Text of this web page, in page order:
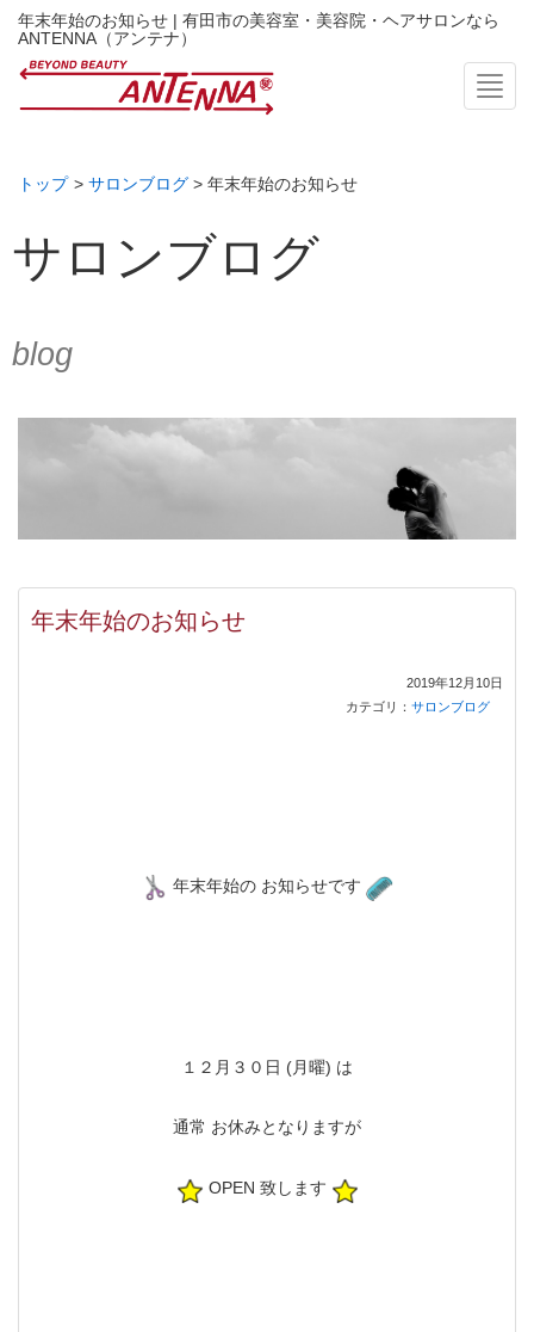
年末年始のお知らせ | 有田市の美容室・美容院・ヘアサロンなら
ANTENNA（アンテナ）
トップ > サロンブログ > 年末年始のお知らせ
サロンブログ
blog
年末年始のお知らせ
2019年12月10日
カテゴリ： サロンブログ
年末年始の お知らせです
１２月３０日 (月曜) は
通常 お休みとなりますが
OPEN 致します